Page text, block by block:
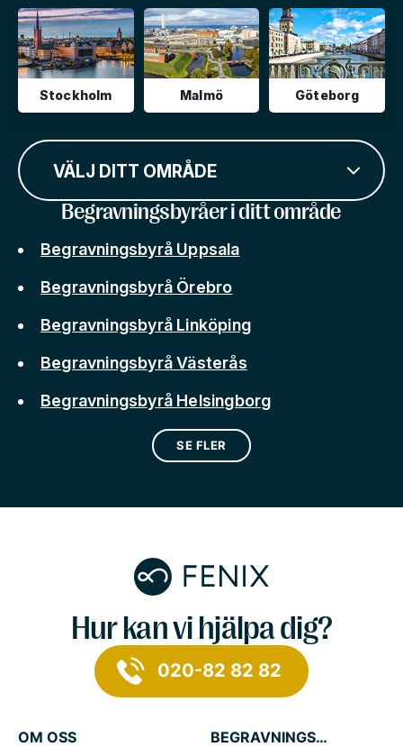
Stockholm Malmö Göteborg
VÄLJ DITT OMRÅDE
Begravningsbyråer i ditt område
Begravningsbyrå Uppsala
Begravningsbyrå Örebro
Begravningsbyrå Linköping
Begravningsbyrå Västerås
Begravningsbyrå Helsingborg
SE FLER
Hur kan vi hjälpa dig?
020-82 82 82
OM OSS
BEGRAVNINGSTJÄNSTER